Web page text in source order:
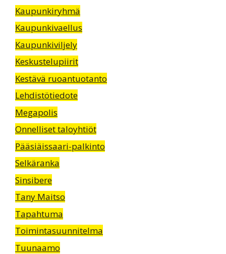
Kaupunkiryhmä
Kaupunkivaellus
Kaupunkiviljely
Keskustelupiirit
Kestävä ruoantuotanto
Lehdistötiedote
Megapolis
Onnelliset taloyhtiöt
Pääsiäissaari-palkinto
Selkäranka
Sinsibere
Tany Maitso
Tapahtuma
Toimintasuunnitelma
Tuunaamo